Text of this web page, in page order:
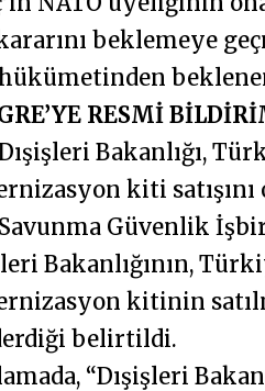
beklemeye
RESMİ
Bakanlığı,
kiti satışını
Güvenlik
Bakanlığının,
kitinin
belirtildi.
“Dışişleri